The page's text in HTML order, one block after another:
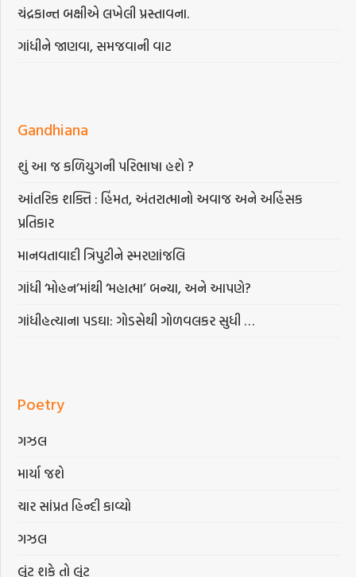
ચંદ્રકાન્ત બક્ષીએ લખેલી પ્રસ્તાવના.
ગાંધીને જાણવા, સમજવાની વાટ
Gandhiana
શું આ જ કળિયુગની પરિભાષા હશે ?
આંતરિક શક્તિ : હિંમત, અંતરાત્માનો અવાજ અને અહિંસક
પ્રતિકાર
માનવતાવાદી ત્રિપુટીને સ્મરણાંજલિ
ગાંધી ‘મોહન’માંથી ‘મહાત્મા’ બન્યા, અને આપણે?
ગાંધીહત્યાના પડઘા: ગોડસેથી ગોળવલકર સુધી …
Poetry
ગઝલ
માર્યા જશે
ચાર સાંપ્રત હિન્દી કાવ્યો
ગઝલ
લૂંટ શકે તો લૂંટ